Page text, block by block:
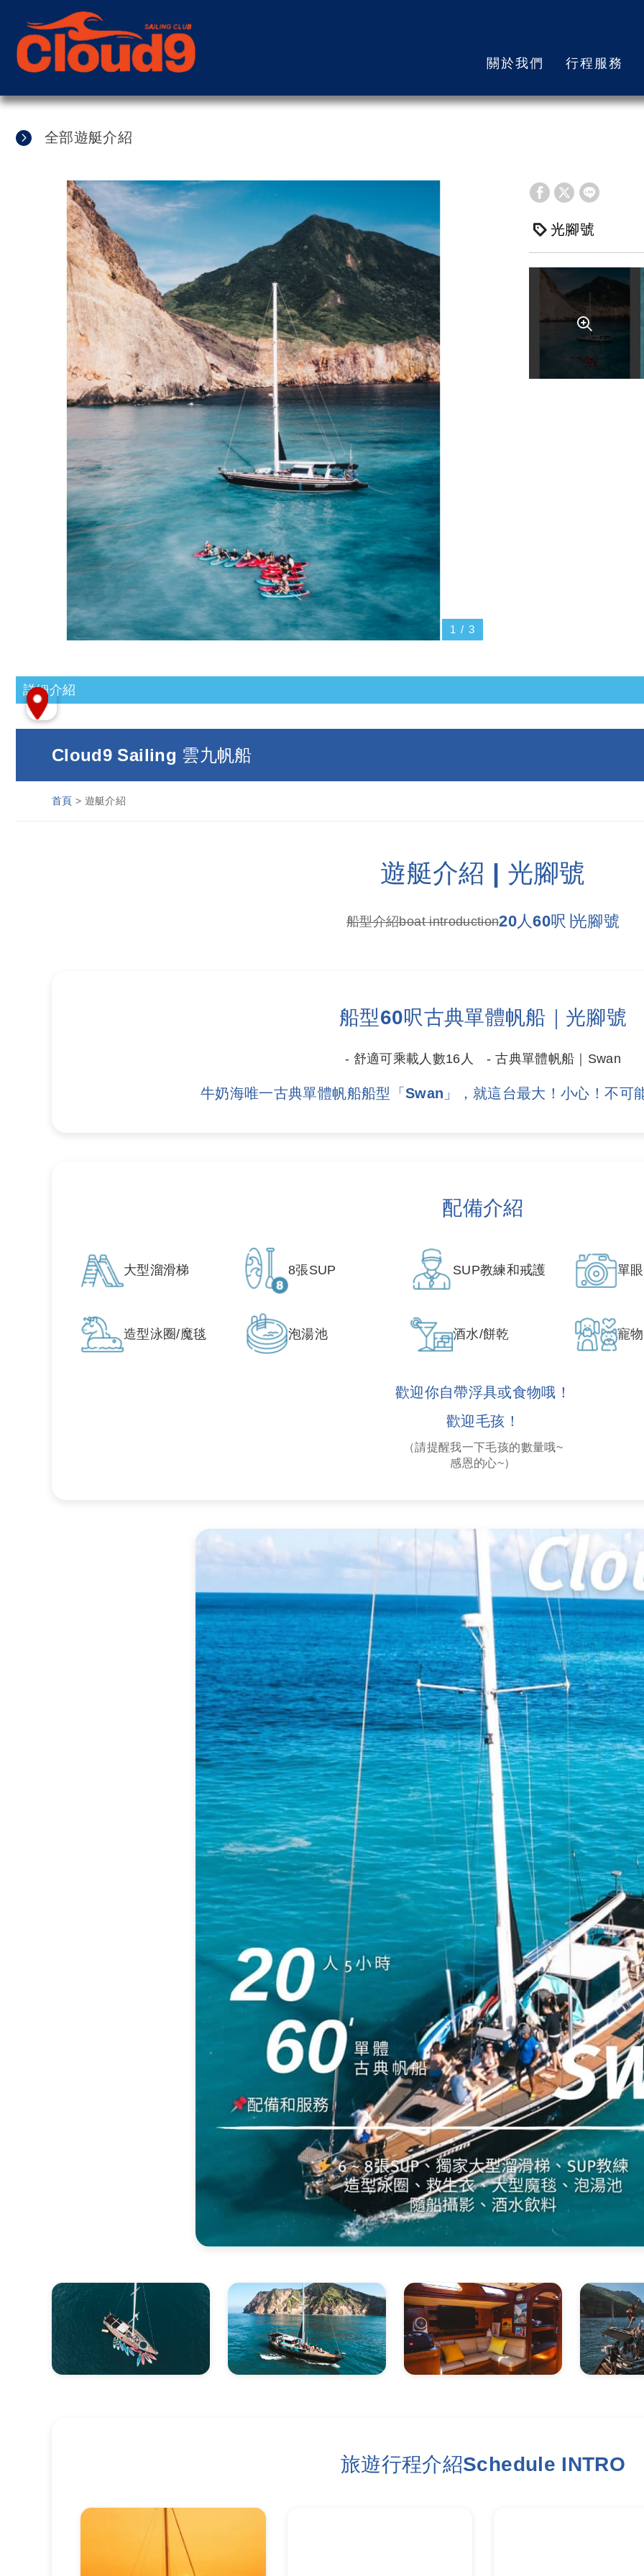
關於我們 行程服務
遊艇介紹
全部遊艇介紹
光腳號
1 / 3
詳細介紹
Cloud9 Sailing 雲九帆船
首頁 > 遊艇介紹
遊艇介紹 | 光腳號
船型介紹boat introduction20人60呎∣光腳號
船型60呎古典單體帆船｜光腳號
- 舒適可乘載人數16人 - 古典單體帆船｜Swan
牛奶海唯一古典單體帆船船型「Swan」，就這台最大！小心！不可
配備介紹
大型溜滑梯 8張SUP SUP教練和戒護 單
造型泳圈/魔毯 泡湯池 酒水/餅乾 寵
歡迎你自帶浮具或食物哦！
歡迎毛孩！
（請提醒我一下毛孩的數量哦~
感恩的心~）
旅遊行程介紹Schedule INTRO